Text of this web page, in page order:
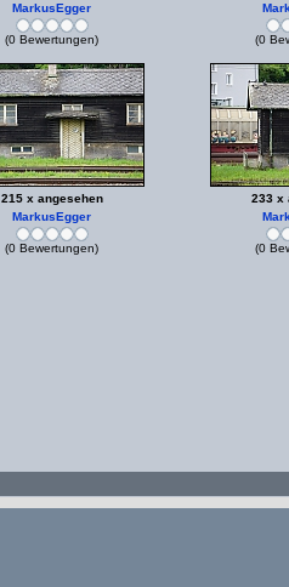
MarkusEgger
(0 Bewertungen) (0
215 x angesehen
MarkusEgger
(0 Bewertungen)
233 x
(0